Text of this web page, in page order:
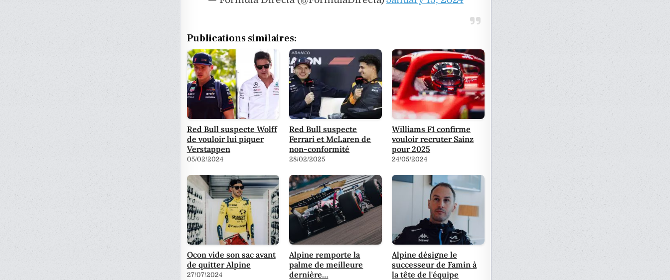
Publications similaires:
Red Bull suspecte Wolff
de vouloir lui piquer
Verstappen
05/02/2024
Red Bull suspecte
Ferrari et McLaren de
non-conformité
28/02/2025
Williams F1 confirme
vouloir recruter Sainz
pour 2025
24/05/2024
Ocon vide son sac avant
de quitter Alpine
27/07/2024
Alpine remporte la
palme de meilleure
dernière…
Alpine désigne le
successeur de Famin à
la tête de l'équipe